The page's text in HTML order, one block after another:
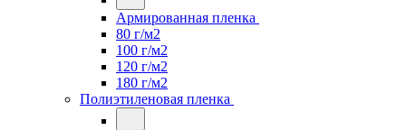
Армированная пленка
80 г/м2
100 г/м2
120 г/м2
180 г/м2
Полиэтиленовая пленка